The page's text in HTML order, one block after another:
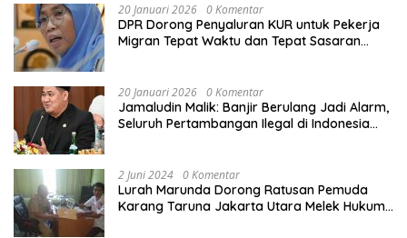
20 Januari 2026 0 Komentar
DPR Dorong Penyaluran KUR untuk Pekerja
Migran Tepat Waktu dan Tepat Sasaran
20 Januari 2026 0 Komentar
Jamaludin Malik: Banjir Berulang Jadi Alarm,
Seluruh Pertambangan Ilegal di Indonesia
2 Juni 2024 0 Komentar
Lurah Marunda Dorong Ratusan Pemuda
Karang Taruna Jakarta Utara Melek Hukum